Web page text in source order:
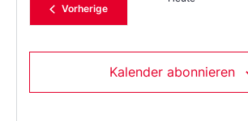
VorherigeVeranstaltungen
Kalender abonnieren